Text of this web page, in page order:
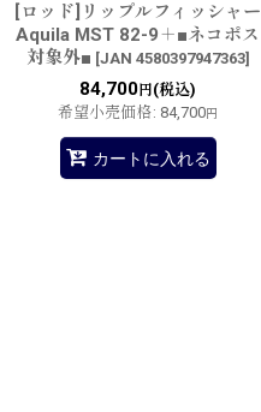
[ロッド]リップルフィッシャー
Aquila MST 82-9＋■ネコポス
対象外■ [JAN 4580397947363]
84,700 円(税込)
希望小売価格: 84,700円
カートに入れる